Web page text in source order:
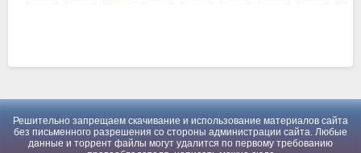
Решительно запрещаем скачивание и использование материалов сайта
без письменного разрешения со стороны администрации сайта. Любые
данные и торрент файлы могут удалится по первому требованию